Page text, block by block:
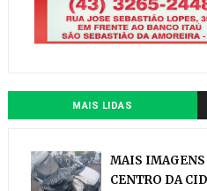
MAIS LIDAS
MAIS
CENTRO DA